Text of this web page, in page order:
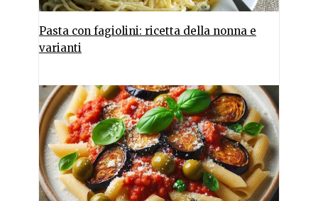
Pasta con fagiolini: ricetta della nonna e
varianti